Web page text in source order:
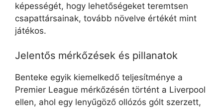
képességét, hogy lehetőségeket teremtsen
csapattársainak, tovább növelve értékét mint
játékos.
Jelentős mérkőzések és pillanatok
Benteke egyik kiemelkedő teljesítménye a
Premier League mérkőzésén történt a Liverpool
ellen, ahol egy lenyűgöző ollózós gólt szerzett,